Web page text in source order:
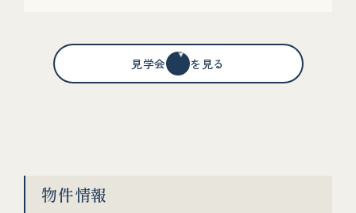
見学会情報を見る
物件情報